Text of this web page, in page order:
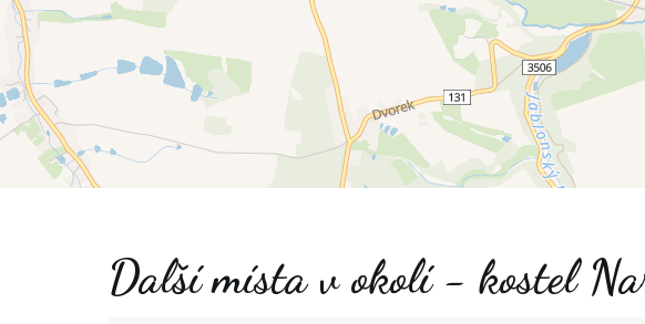
Další místa v okolí - kostel